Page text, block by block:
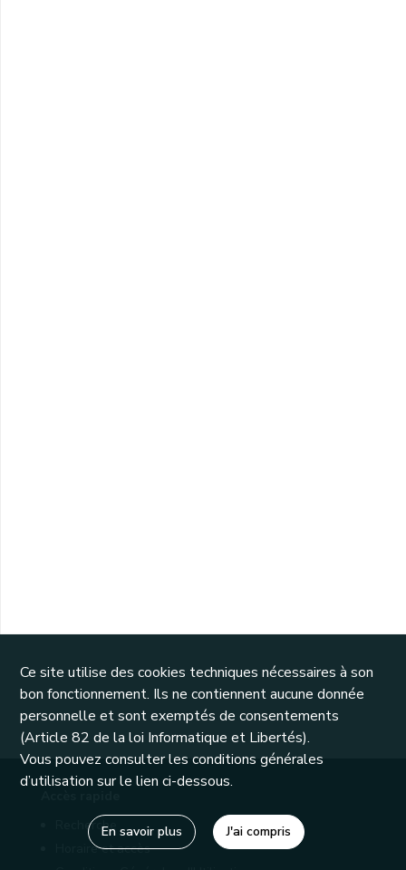
Recherche
Horaire et accès
Ce site utilise des cookies techniques nécessaires à son
bon fonctionnement. Ils ne contiennent aucune donnée
personnelle et sont exemptés de consentements
(Article 82 de la loi Informatique et Libertés).
Vous pouvez consulter les conditions générales
d’utilisation sur le lien ci-dessous.
En savoir plus J'ai compris